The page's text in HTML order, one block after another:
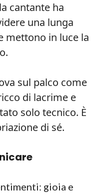
cantante ha
una lunga
mettono in luce la
sul palco come
di lacrime e
solo tecnico. È
di sé.
gioia e